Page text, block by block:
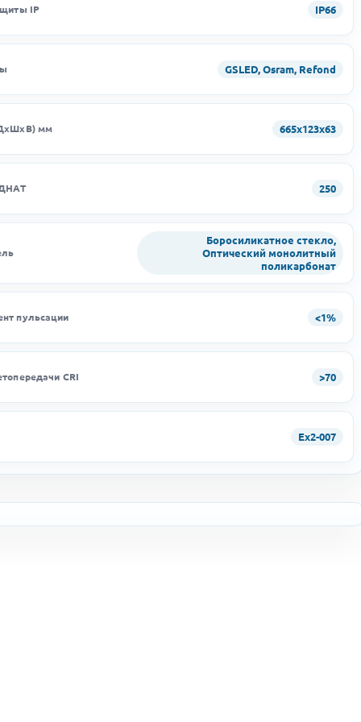
IP IP66
GSLED, Osram, Refond
мм 665х123х63
250
Боросиликатное стекло,
Оптический монолитный
поликарбонат
пульсации <1%
CRI >70
Ex2-007